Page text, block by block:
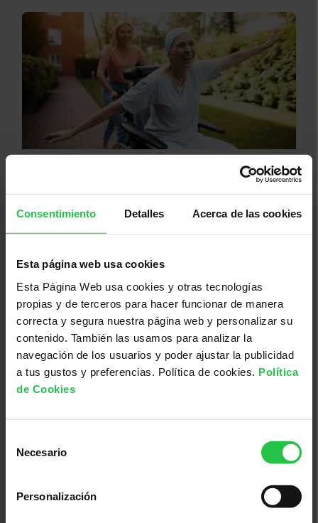
Consentimiento Detalles Acerca de las cookies
Esta página web usa cookies
Esta Página Web usa cookies y otras tecnologías
propias y de terceros para hacer funcionar de manera
correcta y segura nuestra página web y personalizar su
contenido. También las usamos para analizar la
navegación de los usuarios y poder ajustar la publicidad
a tus gustos y preferencias. Política de cookies. Política
de Cookies
Necesario
Personalización
Incapacitat temporal i permanent
per treballar des d'una perspectiva
d'Oncologia
24/09/2026
d’investigació que impulsen